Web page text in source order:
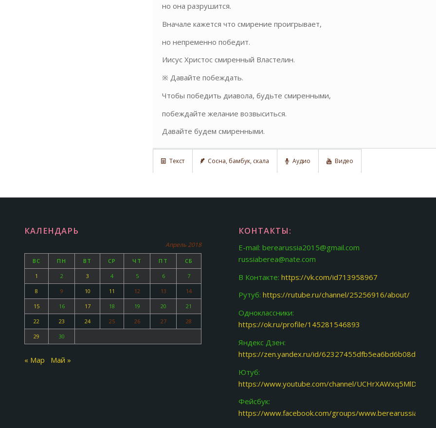
но она разрушится.
Вначале кажется что смирение проигрывает,
но непременно победит.
Иисус Христос смиренный Властелин.
※ Давайте побеждать.
Чтобы победить диавола, будьте смиренными,
побеждайте желание возвыситься.
Давайте будем смиренными.
Текст Сосна, бамбук, скала Аудио Видео
КАЛЕНДАРЬ
Апрель 2018
ВС ПН ВТ СР ЧТ ПТ СБ
1 2 3 4 5 6 7
8 9 10 11 12 13 14
15 16 17 18 19 20 21
22 23 24 25 26 27 28
29 30
« Мар Май »
КОНТАКТЫ:
E-mail: berearussia2015@gmail.com
russiaberea@nate.com
В Контакте: https://vk.com/id713958967
Рутуб: https://rutube.ru/channel/25256916/about/
Одноклассники:
https://ok.ru/profile/145281546893
Яндекс Дзен:
https://zen.yandex.ru/id/62327455dfb5ea6bd6b08d31
Ютуб:
https://www.youtube.com/channel/
Фейсбук:
https://www.facebook.com/groups/www.berearussia.org/